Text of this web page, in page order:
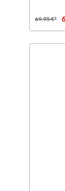
69,95 €*